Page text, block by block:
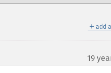
＋ add
19